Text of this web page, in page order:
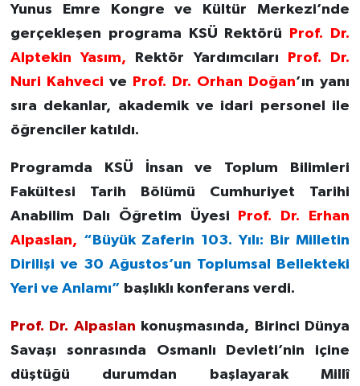
Yunus Emre Kongre ve Kültür Merkezi’nde
gerçekleşen programa KSÜ Rektörü Prof. Dr.
Alptekin Yasım, Rektör Yardımcıları
Prof. Dr.
Nuri Kahveci ve Prof. Dr. Orhan Doğan’ın yanı
sıra dekanlar, akademik ve idari personel ile
öğrenciler katıldı.
Programda KSÜ İnsan ve Toplum Bilimleri
Fakültesi Tarih Bölümü Cumhuriyet Tarihi
Anabilim Dalı Öğretim Üyesi
Prof. Dr. Erhan
Alpaslan, “Büyük Zaferin 103. Yılı: Bir Milletin
Dirilişi ve 30 Ağustos’un Toplumsal Bellekteki
Yeri ve Anlamı” başlıklı konferans verdi.
Prof. Dr. Alpaslan konuşmasında, Birinci Dünya
Savaşı sonrasında Osmanlı Devleti’nin içine
düştüğü durumdan başlayarak Millî